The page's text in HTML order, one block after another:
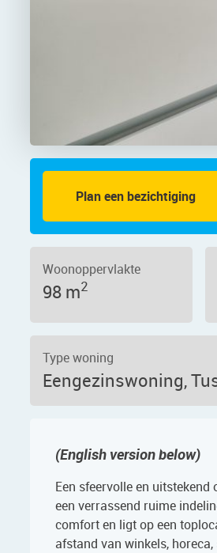
Plan een bezichtiging
Woonoppervlakte
98 m2
Type woning
Eengezinswoning,
(English version below)
Een sfeervolle en
een verrassend ruime
comfort en ligt op een
afstand van winkels,